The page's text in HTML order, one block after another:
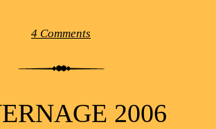
4 Comments
2006